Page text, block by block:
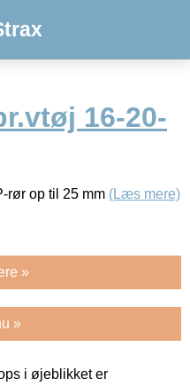
16-20-
rør op til 25 mm (Læs mere)
»
»
i øjeblikket er